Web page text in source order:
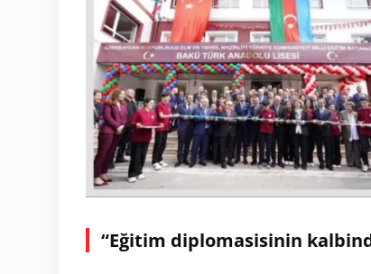
“Eğitim diplomasisinin